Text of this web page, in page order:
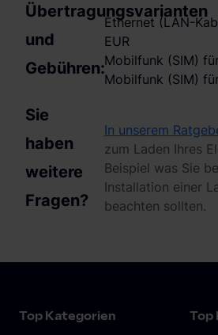
Übertragungsvarianten
und
Gebühren:
Ethernet (LAN-
EUR
Mobilfunk (SIM)
Mobilfunk (SIM)
Sie
haben
weitere
Fragen?
In unserem
zum Laden Ihres
Beispiel was Sie
Installation einer
beachten sollten.